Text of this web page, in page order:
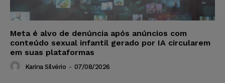
Meta é alvo de denúncia após anúncios com
conteúdo sexual infantil gerado por IA circularem
em suas plataformas
Karina Silvério - 07/08/2026